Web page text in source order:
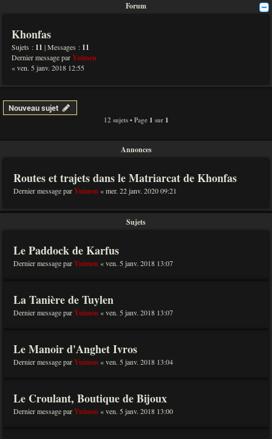
Forum
Khonfas
Sujets : 11 | Messages : 11
Dernier message parYuimen
« ven. 5 janv. 2018 12:55
Nouveau sujet
12 sujets • Page 1 sur 1
Annonces
Routes et trajets dans le Matriarcat de Khonfas
Dernier message parYuimen «mer. 22 janv. 2020 09:21
Sujets
Le Paddock de Karfus
Dernier message parYuimen «ven. 5 janv. 2018 13:07
La Tanière de Tuylen
Dernier message parYuimen «ven. 5 janv. 2018 13:07
Le Manoir d'Anghet Ivros
Dernier message parYuimen «ven. 5 janv. 2018 13:04
Le Croulant, Boutique de Bijoux
Dernier message parYuimen «ven. 5 janv. 2018 13:00